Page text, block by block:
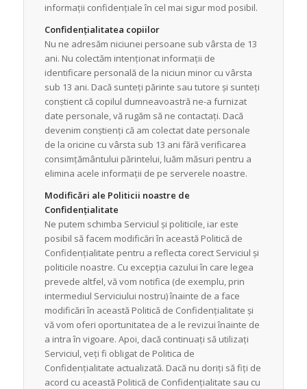
informații confidențiale în cel mai sigur mod posibil.
Confidențialitatea copiilor
Nu ne adresăm niciunei persoane sub vârsta de 13
ani. Nu colectăm intenționat informații de
identificare personală de la niciun minor cu vârsta
sub 13 ani. Dacă sunteți părinte sau tutore și sunteți
conștient că copilul dumneavoastră ne-a furnizat
date personale, vă rugăm să ne contactați. Dacă
devenim conștienți că am colectat date personale
de la oricine cu vârsta sub 13 ani fără verificarea
consimțământului părintelui, luăm măsuri pentru a
elimina acele informații de pe serverele noastre.
Modificări ale Politicii noastre de
Confidențialitate
Ne putem schimba Serviciul și politicile, iar este
posibil să facem modificări în această Politică de
Confidențialitate pentru a reflecta corect Serviciul și
politicile noastre. Cu excepția cazului în care legea
prevede altfel, vă vom notifica (de exemplu, prin
intermediul Serviciului nostru) înainte de a face
modificări în această Politică de Confidențialitate și
vă vom oferi oportunitatea de a le revizui înainte de
a intra în vigoare. Apoi, dacă continuați să utilizați
Serviciul, veți fi obligat de Politica de
Confidențialitate actualizată. Dacă nu doriți să fiți de
acord cu această Politică de Confidențialitate sau cu